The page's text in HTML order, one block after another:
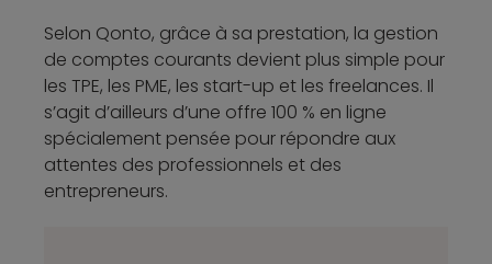
Selon Qonto, grâce à sa prestation, la gestion
de comptes courants devient plus simple pour
les TPE, les PME, les start-up et les freelances. Il
s’agit d’ailleurs d’une offre 100 % en ligne
spécialement pensée pour répondre aux
attentes des professionnels et des
entrepreneurs.